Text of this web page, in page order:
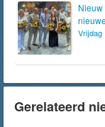
Nieuw
Vrijdag
Gerelateerd